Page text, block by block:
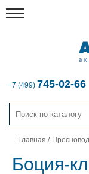
+7 (499) 745-02-66
Главная /
Боция-